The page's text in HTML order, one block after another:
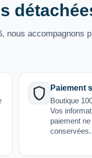
nous accompagnons
Paiement
Boutique
Vos
paiement
conservées.